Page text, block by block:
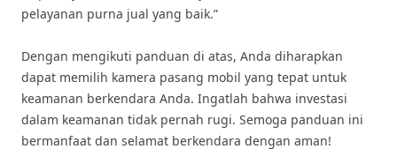
pelayanan purna jual yang baik.”
Dengan mengikuti panduan di atas, Anda diharapkan
dapat memilih kamera pasang mobil yang tepat untuk
keamanan berkendara Anda. Ingatlah bahwa investasi
dalam keamanan tidak pernah rugi. Semoga panduan ini
bermanfaat dan selamat berkendara dengan aman!